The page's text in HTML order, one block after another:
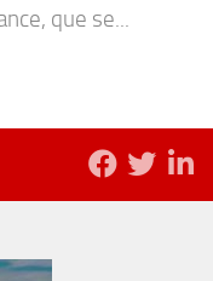
que se...